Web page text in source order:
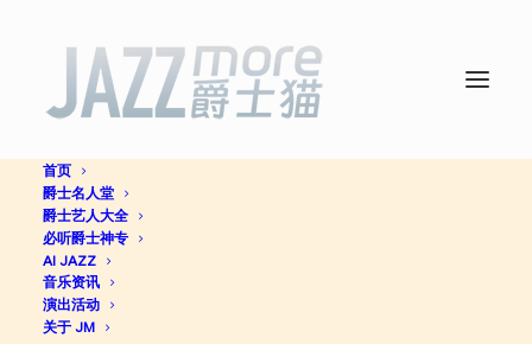
首页
爵士名人堂
爵士艺人大全
必听爵士神专
AI JAZZ
音乐资讯
演出活动
关于 JM